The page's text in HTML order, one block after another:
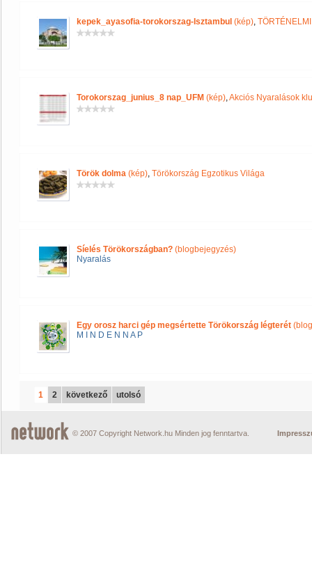
kepek_ayasofia-torokorszag-Isztambul (kép),
Torokorszag_junius_8 nap_UFM (kép),Akciós Nyaralások
Török dolma (kép), Törökország Egzotikus Világa
Síelés Törökországban? (blogbejegyzés)
Nyaralás
Egy orosz harci gép megsértette Törökország légterét
M I N D E N N A P
1 2 következő utolsó
© 2007 Copyright Network.hu Minden jog fenntartva.